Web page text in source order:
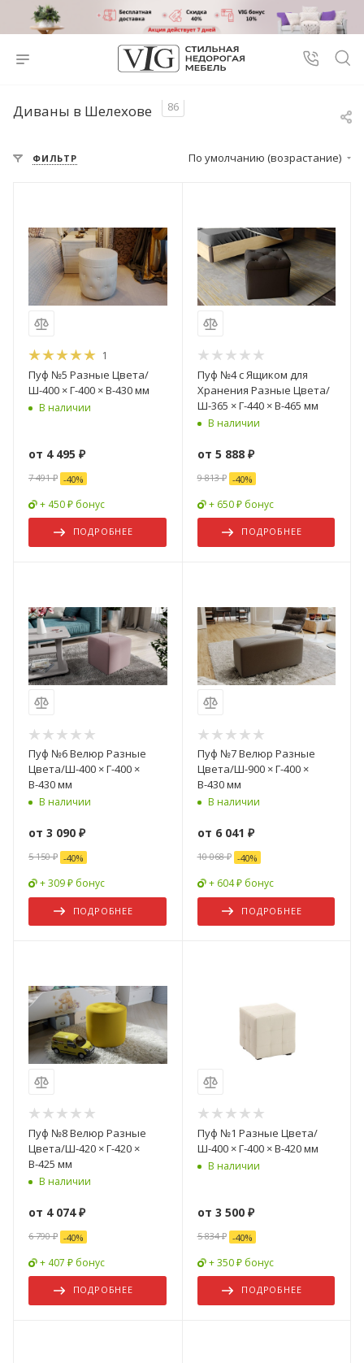
Диваны в Шелехове 86
ФИЛЬТР По умолчанию (возрастание)
1
Пуф №5 Разные Цвета/
Ш-400 × Г-400 × В-430 мм
В наличии
от 4 495 ₽
7 491 ₽ -40%
+ 450 ₽ бонус
ПОДРОБНЕЕ
Пуф №4 с Ящиком для
Хранения Разные Цвета/
Ш-365 × Г-440 × В-465 мм
В наличии
от 5 888 ₽
9 813 ₽ -40%
+ 650 ₽ бонус
ПОДРОБНЕЕ
Пуф №6 Велюр Разные
Цвета/Ш-400 × Г-400 ×
В-430 мм
В наличии
от 3 090 ₽
5 150 ₽ -40%
+ 309 ₽ бонус
ПОДРОБНЕЕ
Пуф №7 Велюр Разные
Цвета/Ш-900 × Г-400 ×
В-430 мм
В наличии
от 6 041 ₽
10 068 ₽ -40%
+ 604 ₽ бонус
ПОДРОБНЕЕ
Пуф №8 Велюр Разные
Цвета/Ш-420 × Г-420 ×
В-425 мм
В наличии
от 4 074 ₽
6 790 ₽ -40%
+ 407 ₽ бонус
ПОДРОБНЕЕ
Пуф №1 Разные Цвета/
Ш-400 × Г-400 × В-420 мм
В наличии
от 3 500 ₽
5 834 ₽ -40%
+ 350 ₽ бонус
ПОДРОБНЕЕ